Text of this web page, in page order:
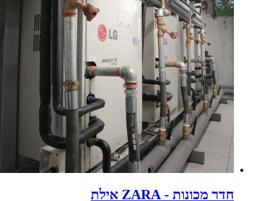
חדר מכונות - ZARA אילת